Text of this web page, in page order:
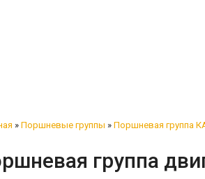
» Поршневые группы » Поршневая группа
группа